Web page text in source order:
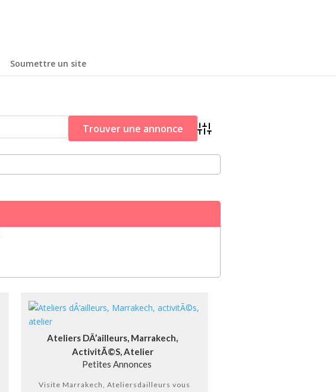
Soumettre un site
Advanced Search
Ateliers DÂ’ailleurs, Marrakech,
ActivitÃ©s, Atelier
Petites Annonces
Visite Marrakech, Ateliersdailleurs vous